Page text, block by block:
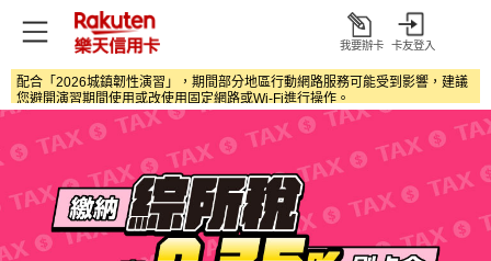
開
我要辦卡 卡友登入
配合「2026城鎮韌性演習」，期間部分地區行動網路服務可能受到影響，建議
您避開演習期間使用或改使用固定網路或Wi‑Fi進行操作。